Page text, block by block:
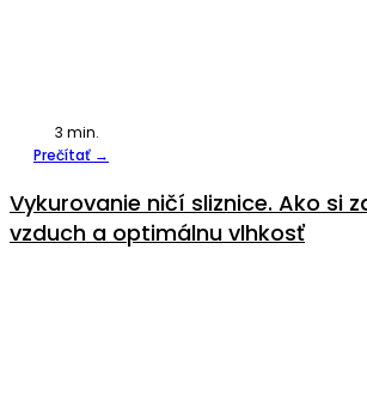
3 min.
Prečítať →
Vykurovanie ničí sliznice. Ako si
vzduch a optimálnu vlhkosť